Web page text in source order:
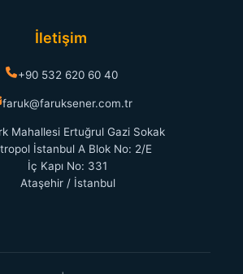
İletişim
+90 532 620 60 40
faruk@faruksener.com.tr
Mahallesi Ertuğrul Gazi Sokak
İstanbul A Blok No: 2/E
İç Kapı No: 331
Ataşehir / İstanbul